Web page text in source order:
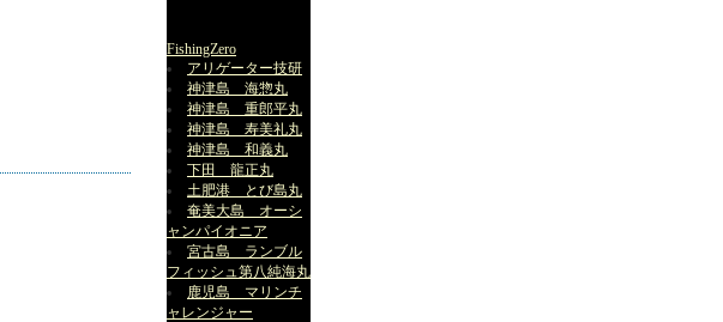
FishingZero
アリゲーター技研
神津島 海惣丸
神津島 重郎平丸
神津島 寿美礼丸
神津島 和義丸
下田 龍正丸
土肥港 とび島丸
奄美大島 オーシ
ャンパイオニア
宮古島 ランブル
フィッシュ第八純海丸
鹿児島 マリンチ
ャレンジャー